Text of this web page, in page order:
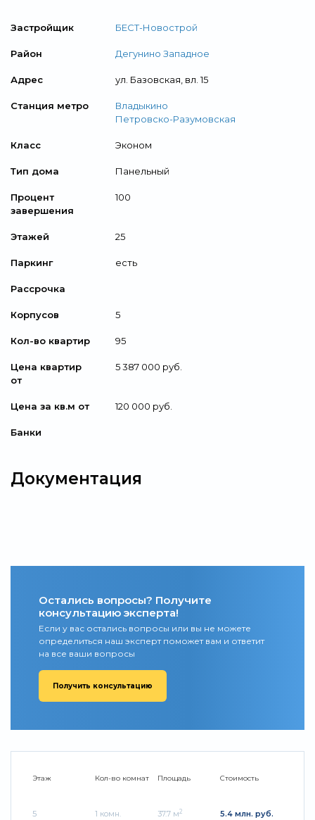
Застройщик БЕСТ-Новострой
Район Дегунино Западное
Адрес ул. Базовская, вл. 15
Станция метро
Владыкино
Петровско-Разумовская
Класс Эконом
Тип дома Панельный
Процент
завершения
100
Этажей 25
Паркинг есть
Рассрочка
Корпусов 5
Кол-во квартир 95
Цена квартир
от
5 387 000 руб.
Цена за кв.м от 120 000 руб.
Банки
Документация
Остались вопросы? Получите
консультацию эксперта!
Если у вас остались вопросы или вы не можете
определиться наш эксперт поможет вам и ответит
на все ваши вопросы
Получить консультацию
Этаж
5
Кол-во комнат
1 комн.
Площадь
37.7 м2
Стоимость
5.4 млн. руб.